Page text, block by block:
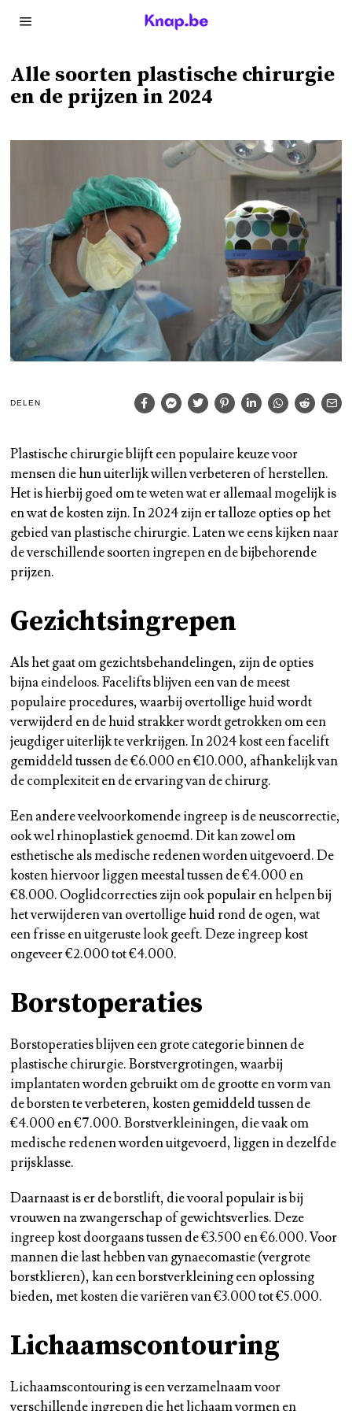
Alle soorten plastische chirurgie
en de prijzen in 2024
DELEN
Plastische chirurgie blijft een populaire keuze voor
mensen die hun uiterlijk willen verbeteren of herstellen.
Het is hierbij goed om te weten wat er allemaal mogelijk is
en wat de kosten zijn. In 2024 zijn er talloze opties op het
gebied van plastische chirurgie. Laten we eens kijken naar
de verschillende soorten ingrepen en de bijbehorende
prijzen.
Gezichtsingrepen
Als het gaat om gezichtsbehandelingen, zijn de opties
bijna eindeloos. Facelifts blijven een van de meest
populaire procedures, waarbij overtollige huid wordt
verwijderd en de huid strakker wordt getrokken om een
jeugdiger uiterlijk te verkrijgen. In 2024 kost een facelift
gemiddeld tussen de €6.000 en €10.000, afhankelijk van
de complexiteit en de ervaring van de chirurg.
Een andere veelvoorkomende ingreep is de neuscorrectie,
ook wel rhinoplastiek genoemd. Dit kan zowel om
esthetische als medische redenen worden uitgevoerd. De
kosten hiervoor liggen meestal tussen de €4.000 en
€8.000. Ooglidcorrecties zijn ook populair en helpen bij
het verwijderen van overtollige huid rond de ogen, wat
een frisse en uitgeruste look geeft. Deze ingreep kost
ongeveer €2.000 tot €4.000.
Borstoperaties
Borstoperaties blijven een grote categorie binnen de
plastische chirurgie. Borstvergrotingen, waarbij
implantaten worden gebruikt om de grootte en vorm van
de borsten te verbeteren, kosten gemiddeld tussen de
€4.000 en €7.000. Borstverkleiningen, die vaak om
medische redenen worden uitgevoerd, liggen in dezelfde
prijsklasse.
Daarnaast is er de borstlift, die vooral populair is bij
vrouwen na zwangerschap of gewichtsverlies. Deze
ingreep kost doorgaans tussen de €3.500 en €6.000. Voor
mannen die last hebben van gynaecomastie (vergrote
borstklieren), kan een borstverkleining een oplossing
bieden, met kosten die variëren van €3.000 tot €5.000.
Lichaamscontouring
Lichaamscontouring is een verzamelnaam voor
verschillende ingrepen die het lichaam vormen en